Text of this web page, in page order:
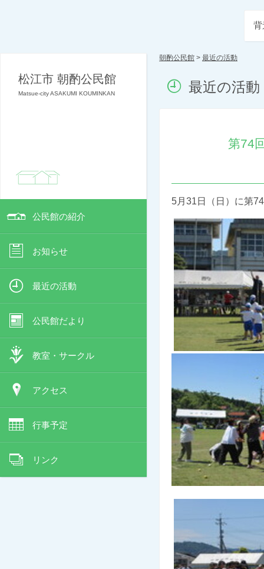
松江市 朝酌公民館
Matsue-city ASAKUMI KOUMINKAN
公民館の紹介
お知らせ
最近の活動
公民館だより
教室・サークル
アクセス
行事予定
リンク
背
朝酌公民館 > 最近の活動
最近の活動
第74
5月31日（日）に第